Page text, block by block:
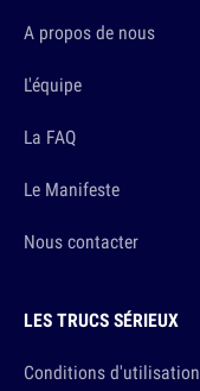
A propos de nous
L'équipe
La FAQ
Le Manifeste
Nous contacter
LES TRUCS SÉRIEUX
Conditions d'utilisation